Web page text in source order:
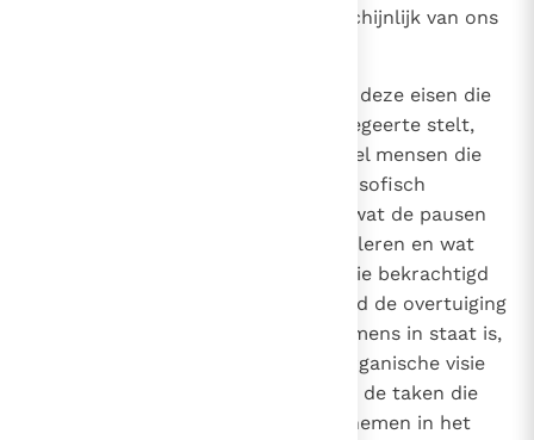
God en over hetgeen God waarschijnlijk van ons
Ik ben me er wel van bewust dat deze eisen die
het woord van God aan de wijsbegeerte stelt,
moeilijk kunnen schijnen voor veel mensen die
betrokken zijn bij het huidige filosofisch
onderzoek. Daarom herneem ik wat de pausen
sedert generaties onophoudelijk leren en wat
ook het Tweede Vaticaans Concilie bekrachtigd
heeft, en wil met alle duidelijkheid de overtuiging
tot uitdrukking brengen, dat de mens in staat is,
te komen tot een uniforme en organische visie
op de wetenschap. Dit is een van de taken die
het christelijke denken moet opnemen in het